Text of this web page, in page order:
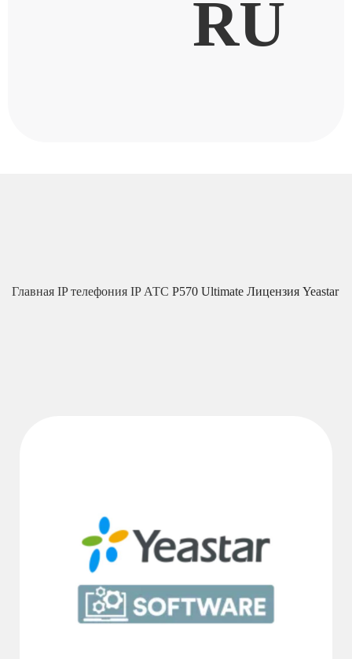
RU
Главная IP телефония IP АТС P570 Ultimate Лицензия Yeastar